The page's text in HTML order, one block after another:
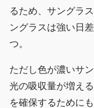
るため、サングラ
ングラスは強い日
つ。
ただし色が濃いサ
光の吸収量が増え
を確保するために